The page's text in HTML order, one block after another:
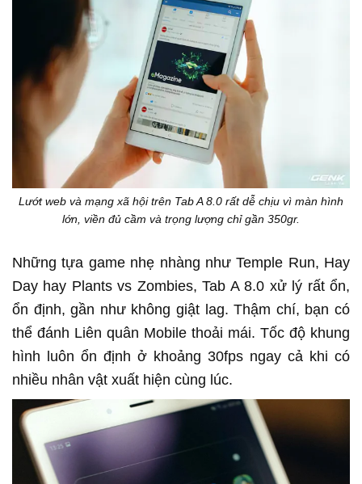
Lướt web và mạng xã hội trên Tab A 8.0 rất dễ chịu vì màn hình
lớn, viền đủ cầm và trọng lượng chỉ gần 350gr.
Những tựa game nhẹ nhàng như Temple Run, Hay
Day hay Plants vs Zombies, Tab A 8.0 xử lý rất ổn,
ổn định, gần như không giật lag. Thậm chí, bạn có
thể đánh Liên quân Mobile thoải mái. Tốc độ khung
hình luôn ổn định ở khoảng 30fps ngay cả khi có
nhiều nhân vật xuất hiện cùng lúc.